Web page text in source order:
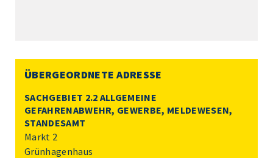
ÜBERGEORDNETE ADRESSE
SACHGEBIET 2.2 ALLGEMEINE
GEFAHRENABWEHR, GEWERBE, MELDEWESEN,
STANDESAMT
Markt 2
Grünhagenhaus